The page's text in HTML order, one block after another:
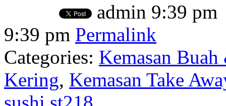
admin 9:39 pm
9:39 pm Permalink
Categories: Kemasan
Kering, Kemasan Take